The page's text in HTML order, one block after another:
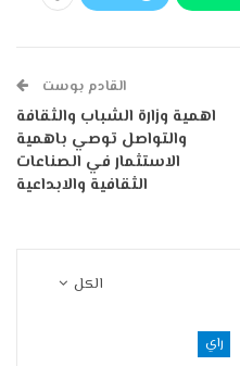
القادم بوست
اهمية وزارة الشباب والثقافة
والتواصل توصي باهمية
الاستثمار في الصناعات
الثقافية والابداعية
الكل
راي